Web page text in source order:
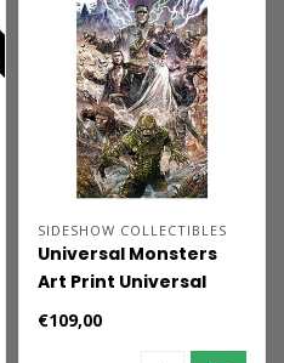
SIDESHOW COLLECTIBLES
Universal Monsters
Art Print Universal
Monsters by Vincenzo
€109,00